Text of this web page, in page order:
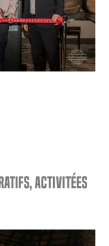
Activitées